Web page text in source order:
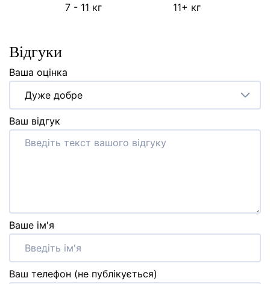
7 - 11 кг
11+ кг
Відгуки
Ваша оцінка
Дуже добре
Ваш відгук
Ваше ім'я
Ваш телефон (не публікується)